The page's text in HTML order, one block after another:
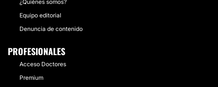
¿Quiénes somos?
Equipo editorial
Denuncia de contenido
PROFESIONALES
Acceso Doctores
Premium